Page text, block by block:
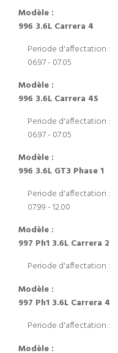
Modèle :
996 3.6L Carrera 4
Periode d'affectation :
06.97 - 07.05
Modèle :
996 3.6L Carrera 4S
Periode d'affectation :
06.97 - 07.05
Modèle :
996 3.6L GT3 Phase 1
Periode d'affectation :
07.99 - 12.00
Modèle :
997 Ph1 3.6L Carrera 2
Periode d'affectation :
Modèle :
997 Ph1 3.6L Carrera 4
Periode d'affectation :
Modèle :